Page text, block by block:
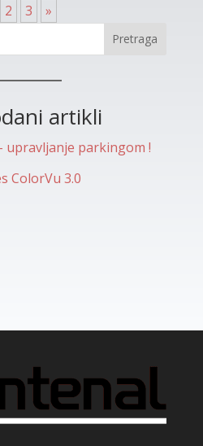
2 3 »
Pretraga
artikli
upravljanje parkingom !
ColorVu 3.0